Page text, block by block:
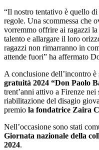
“Il nostro tentativo è quello
regole. Una scommessa che
vorremmo offrire ai ragazzi
talento e allargare il loro
ragazzi non rimarranno in
attende fuori” ha affermato
A conclusione dell’incontro è
gratuità 2024 “Don Paolo
trent’anni attivo a Firenze
riabilitazione del disagio
premio la fondatrice Zaira
Nell’occasione sono stati
Giornata nazionale della
2024.